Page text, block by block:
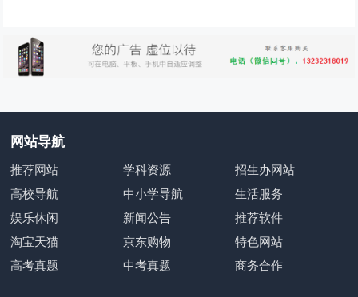
网站导航
推荐网站 学科资源
招生办网站
高校导航
中小学导航
生活服务
娱乐休闲
新闻公告
推荐软件
淘宝天猫
京东购物
特色网站
高考真题
中考真题 商务合作